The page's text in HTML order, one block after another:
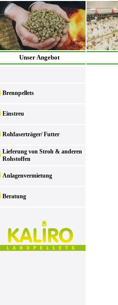
Unser Angebot
Brennpellets
Einstreu
Rohfaserträger/ Futter
Lieferung von Stroh & anderen
Rohstoffen
Anlagenvermietung
Beratung